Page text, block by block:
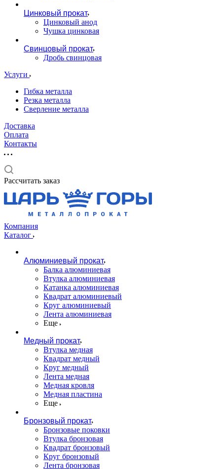
Цинковый прокат
Цинковый анод
Чушка цинковая
Свинцовый прокат
Дробь свинцовая
Услуги
Гибка металла
Резка металла
Сверление металла
Доставка
Оплата
Контакты
Рассчитать заказ
Компания
Каталог
Алюминиевый прокат
Балка алюминиевая
Втулка алюминиевая
Катанка алюминиевая
Квадрат алюминиевый
Круг алюминиевый
Лента алюминиевая
Еще
Медный прокат
Втулка медная
Квадрат медный
Круг медный
Лента медная
Медная кровля
Медная пластина
Еще
Бронзовый прокат
Бронзовые поковки
Втулка бронзовая
Квадрат бронзовый
Круг бронзовый
Лента бронзовая